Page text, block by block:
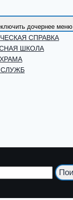
дочернее меню
СПРАВКА
ШКОЛА